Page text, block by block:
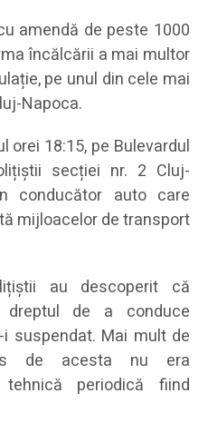
amendă de peste 1000
încălcării a mai multor
pe unul din cele mai
Napoca.
orei 18:15, pe Bulevardul
secției nr. 2 Cluj-
conducător auto care
mijloacelor de transport
au descoperit că
de a conduce
suspendat. Mai mult de
de acesta nu era
periodică fiind